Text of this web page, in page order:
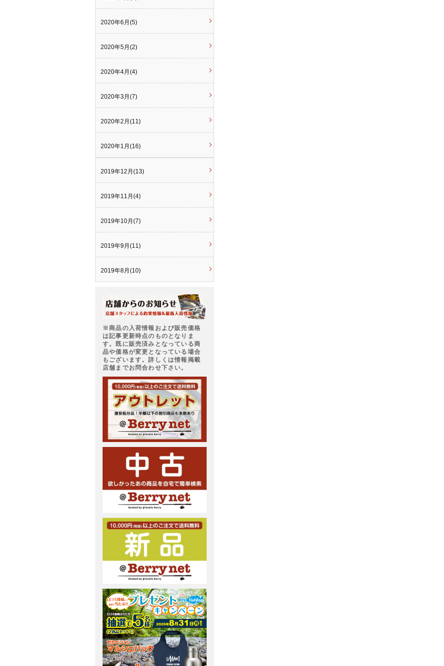
2020年6月(5)
2020年5月(2)
2020年4月(4)
2020年3月(7)
2020年2月(11)
2020年1月(16)
2019年12月(13)
2019年11月(4)
2019年10月(7)
2019年9月(11)
2019年8月(10)
※商品の入荷情報および販売価格
は記事更新時点のものとなりま
す。既に販売済みとなっている商
品や価格が変更となっている場合
もございます。詳しくは情報掲載
店舗までお問合わせ下さい。